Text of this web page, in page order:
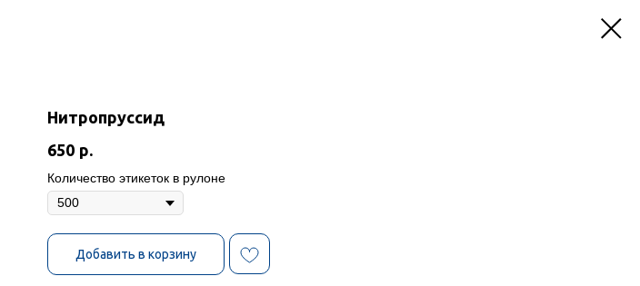
Нитропруссид
650 р.
Количество этикеток в рулоне
Добавить в корзину